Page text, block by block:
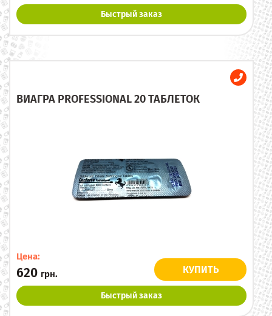
Быстрый заказ
ВИАГРА PROFESSIONAL 20 ТАБЛЕТОК
Цена:
620 грн. КУПИТЬ
Быстрый заказ